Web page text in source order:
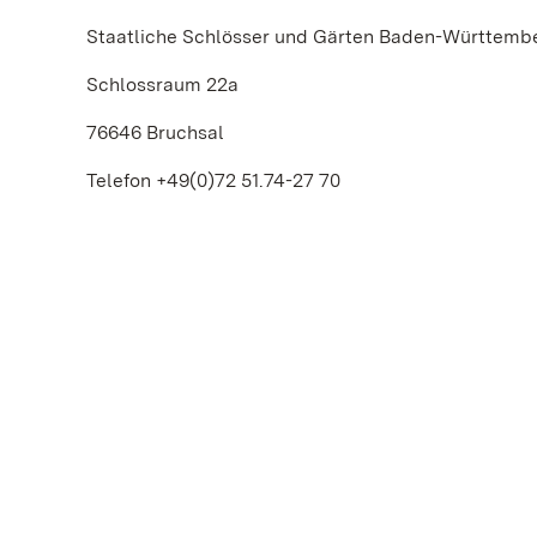
Staatliche Schlösser und Gärten Baden-
Schlossraum 22a
76646 Bruchsal
Telefon +49(0)72 51.74-27 70